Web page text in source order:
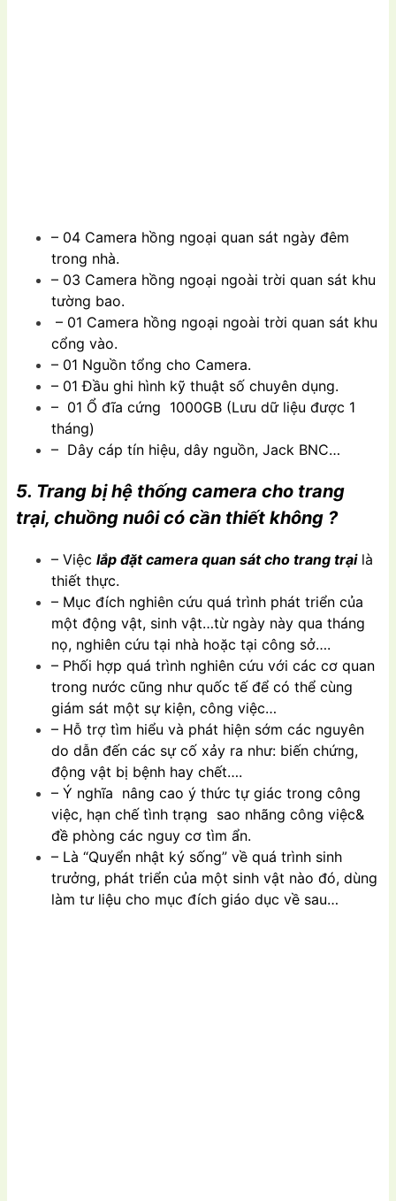
– 04 Camera hồng ngoại quan sát ngày đêm
trong nhà.
– 03 Camera hồng ngoại ngoài trời quan sát khu
tường bao.
– 01 Camera hồng ngoại ngoài trời quan sát khu
cổng vào.
– 01 Nguồn tổng cho Camera.
– 01 Đầu ghi hình kỹ thuật số chuyên dụng.
– 01 Ổ đĩa cứng 1000GB (Lưu dữ liệu được 1
tháng)
– Dây cáp tín hiệu, dây nguồn, Jack BNC…
5. Trang bị hệ thống camera cho trang
trại, chuồng nuôi có cần thiết không ?
– Việc lắp đặt camera quan sát cho trang trạilà
thiết thực.
– Mục đích nghiên cứu quá trình phát triển của
một động vật, sinh vật…từ ngày này qua tháng
nọ, nghiên cứu tại nhà hoặc tại công sở….
– Phối hợp quá trình nghiên cứu với các cơ quan
trong nước cũng như quốc tế để có thể cùng
giám sát một sự kiện, công việc…
– Hỗ trợ tìm hiểu và phát hiện sớm các nguyên
do dẫn đến các sự cố xảy ra như: biến chứng,
động vật bị bệnh hay chết….
– Ý nghĩa nâng cao ý thức tự giác trong công
việc, hạn chế tình trạng sao nhãng công việc&
đề phòng các nguy cơ tìm ẩn.
– Là “Quyển nhật ký sống” về quá trình sinh
trưởng, phát triển của một sinh vật nào đó, dùng
làm tư liệu cho mục đích giáo dục về sau…